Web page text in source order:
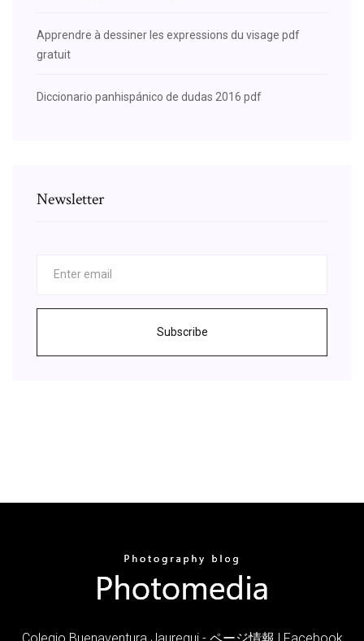
Apprendre à dessiner les expressions du visage pdf
gratuit
Diccionario panhispánico de dudas 2016 pdf
Newsletter
Subscribe